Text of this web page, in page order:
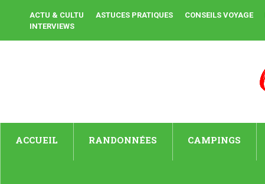
ACTU & CULTU ASTUCES PRATIQUES CONSEILS VOYAGE
INTERVIEWS
ACCUEIL RANDONNÉES CAMPINGS